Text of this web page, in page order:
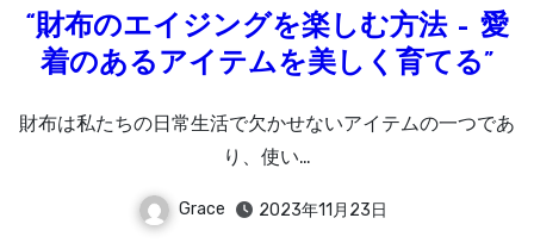
“財布のエイジングを楽しむ方法 – 愛
着のあるアイテムを美しく育てる”
財布は私たちの日常生活で欠かせないアイテムの一つであ
り、使い…
Grace 2023年11月23日